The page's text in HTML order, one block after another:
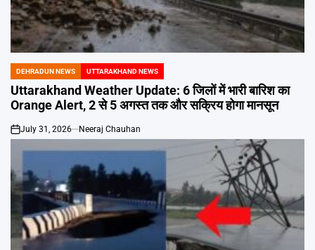
POSTED
IN
DEHRADUN NEWS UTTARAKHAND NEWS
Uttarakhand Weather Update: 6 जिलों में भारी बारिश का
Orange Alert, 2 से 5 अगस्त तक और सक्रिय होगा मानसून
on
July 31, 2026 Neeraj Chauhan